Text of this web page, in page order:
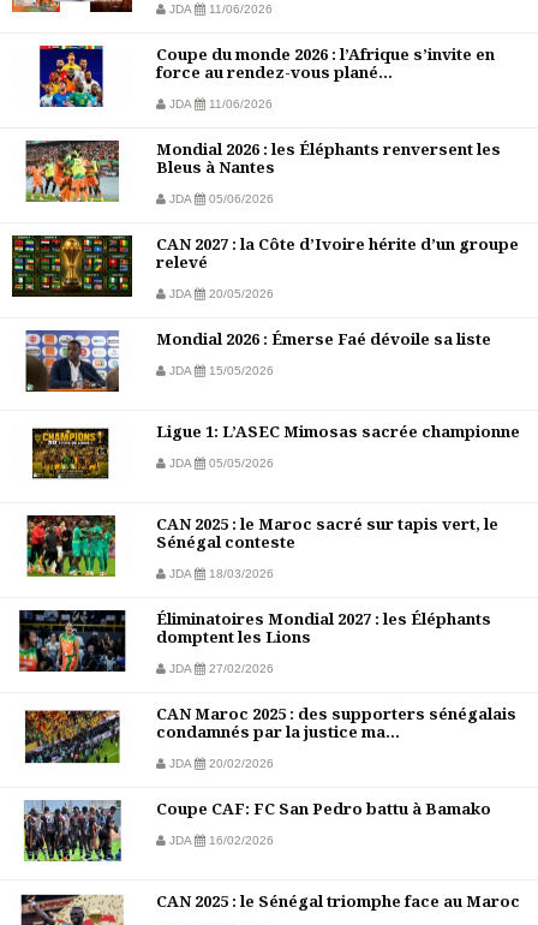
JDA 11/06/2026
Coupe du monde 2026 : l’Afrique s’invite en
force au rendez-vous plané...
JDA 11/06/2026
Mondial 2026 : les Éléphants renversent les
Bleus à Nantes
JDA 05/06/2026
CAN 2027 : la Côte d’Ivoire hérite d’un groupe
relevé
JDA 20/05/2026
Mondial 2026 : Émerse Faé dévoile sa liste
JDA 15/05/2026
Ligue 1: L’ASEC Mimosas sacrée championne
JDA 05/05/2026
CAN 2025 : le Maroc sacré sur tapis vert, le
Sénégal conteste
JDA 18/03/2026
Éliminatoires Mondial 2027 : les Éléphants
domptent les Lions
JDA 27/02/2026
CAN Maroc 2025 : des supporters sénégalais
condamnés par la justice ma...
JDA 20/02/2026
Coupe CAF: FC San Pedro battu à Bamako
JDA 16/02/2026
CAN 2025 : le Sénégal triomphe face au Maroc